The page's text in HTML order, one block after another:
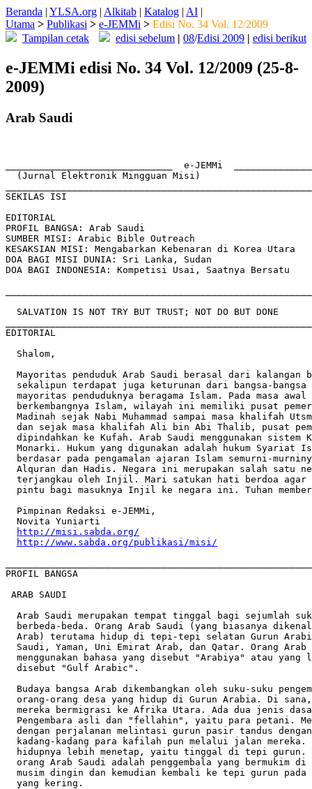
Beranda | YLSA.org | Alkitab | Katalog | AI |
Utama > Publikasi > e-JEMMi > Edisi No. 34 Vol. 12/2009
Tampilan cetak
edisi sebelum | 08/Edisi 2009 | edisi berikut
e-JEMMi edisi No. 34 Vol. 12/2009 (25-8-
2009)
Arab Saudi
______________________________  e-JEMMi
  (Jurnal Elektronik Mingguan Misi)
SEKILAS ISI
EDITORIAL
PROFIL BANGSA: Arab Saudi
SUMBER MISI: Arabic Bible Outreach
KESAKSIAN MISI: Mengabarkan Kebenaran di Korea Utara
DOA BAGI MISI DUNIA: Sri Lanka, Sudan
DOA BAGI INDONESIA: Kompetisi Usai, Saatnya Bersatu
  SALVATION IS NOT TRY BUT TRUST; NOT DO BUT DONE
EDITORIAL
  Shalom,
Mayoritas penduduk Arab Saudi berasal dari
sekalipun terdapat juga keturunan dari bangsa-
mayoritas penduduknya beragama Islam. Pada masa
berkembangnya Islam, wilayah ini memiliki pusat
Madinah sejak Nabi Muhammad sampai masa khalifah
dan sejak masa khalifah Ali bin Abi Thalib,
dipindahkan ke Kufah. Arab Saudi menggunakan
Monarki. Hukum yang digunakan adalah hukum
berdasar pada pengamalan ajaran Islam semurni-
Alquran dan Hadis. Negara ini merupakan salah satu
terjangkau oleh Injil. Mari satukan hati berdoa
pintu bagi masuknya Injil ke negara ini. Tuhan
  Pimpinan Redaksi e-JEMMi,
  Novita Yuniarti
http://misi.sabda.org/
http://www.sabda.org/publikasi/misi/
PROFIL BANGSA
ARAB SAUDI
Arab Saudi merupakan tempat tinggal bagi sejumlah
berbeda-beda. Orang Arab Saudi (yang biasanya
Arab) terutama hidup di tepi-tepi selatan Gurun
Saudi, Yaman, Uni Emirat Arab, dan Qatar. Orang
menggunakan bahasa yang disebut "Arabiya" atau
  disebut "Gulf Arabic".
Budaya bangsa Arab dikembangkan oleh suku-suku
orang-orang desa yang hidup di Gurun Arabia. Di
mereka bermigrasi ke Afrika Utara. Ada dua jenis
Pengembara asli dan "fellahin", yaitu para petani.
dengan perjalanan melintasi gurun pasir tandus
kadang-kadang para kafilah pun melalui jalan
hidupnya lebih menetap, yaitu tinggal di tepi
orang Arab Saudi adalah penggembala yang bermukim
musim dingin dan kemudian kembali ke tepi gurun
  yang kering.